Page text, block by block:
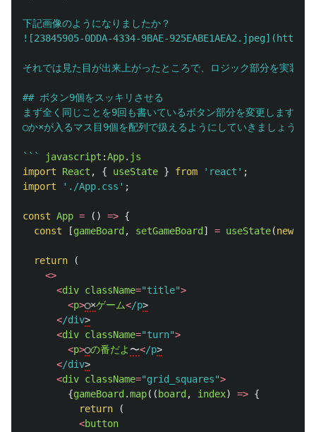
下記画像のようになりましたか？
![23845905-0DDA-4334-9BAE-
それでは見た目が出来上がったところで、ロジック部分を実装し
## ボタン9個をスッキリさせる
まず全く同じことを9回も書いているボタン部分を変更します。
◯か×が入るマス目9個を配列で扱えるようにしていきましょう。
``` javascript :App. js
import
React , { useState } from ' react ' ;
import
' ./App.css ' ;
const App = () => {
const
[gameBoard , setGameBoard ] = useState(new
return
(
<>
<div className="title">
<p>◯×ゲーム</p
</div
<div className="turn">
<p>◯の番だよ 〜</p
</div
<div className="grid_squares">
{gameBoard .map(( board , index) => {
return
(
<button